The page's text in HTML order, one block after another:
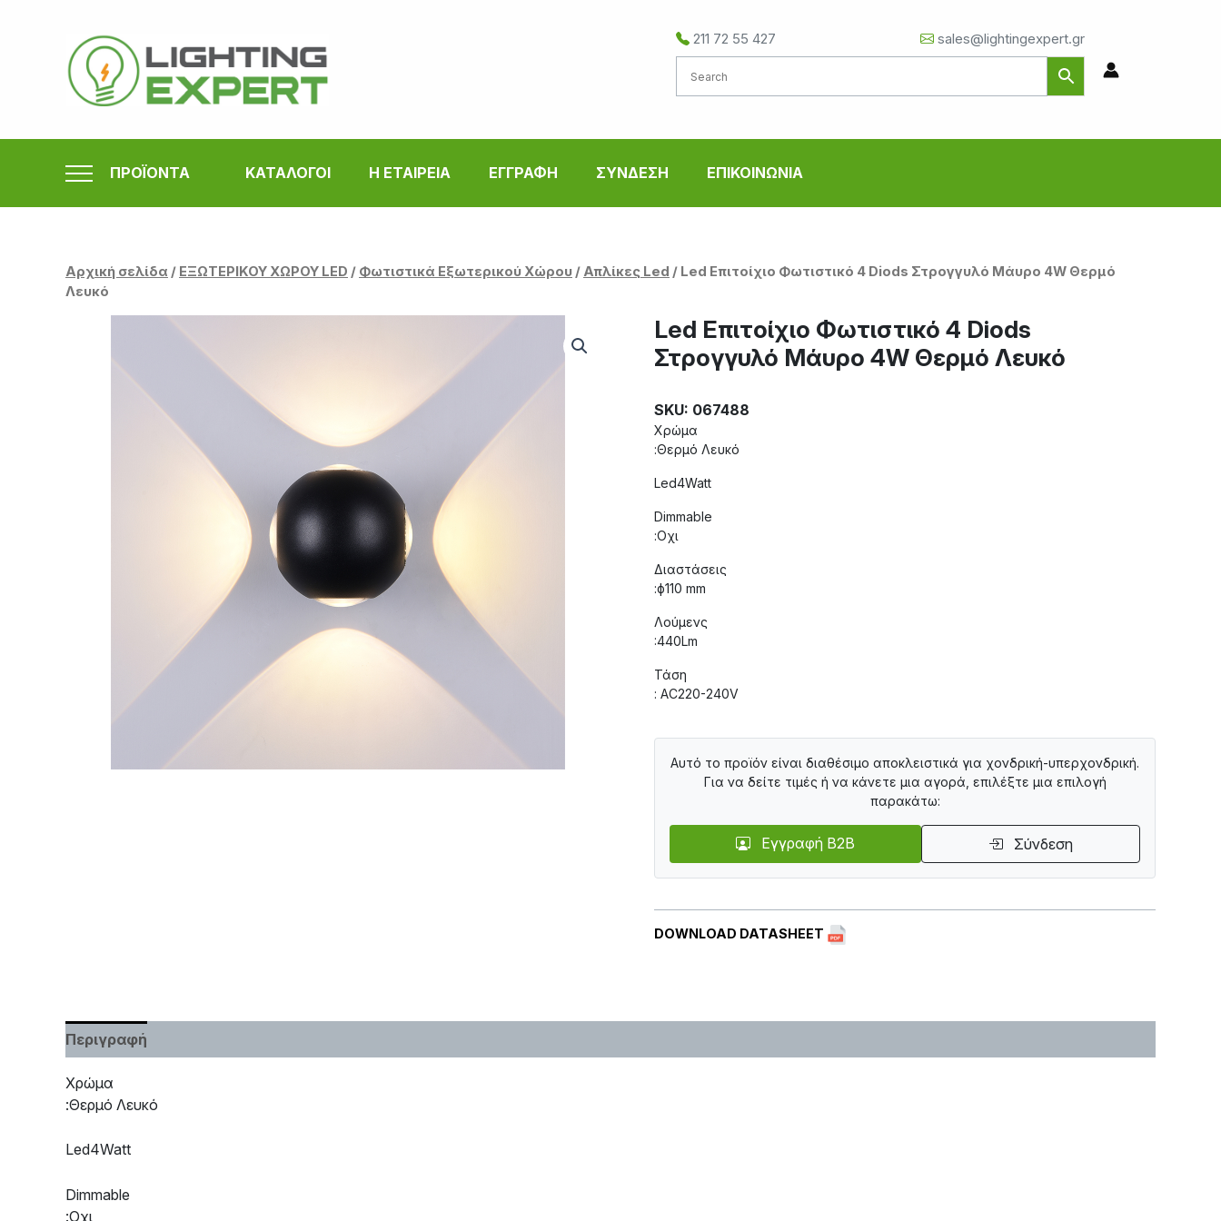
περιεχόμενο
211 72 55 427 sales@lightingexpert.gr
ΠΡΟΪΟΝΤΑ ΚΑΤΑΛΟΓΟΙ Η ΕΤΑΙΡΕΙΑ ΕΓΓΡΑΦΗ ΣΥΝΔΕΣΗ ΕΠΙΚΟΙΝΩΝΙΑ
Αρχική σελίδα / ΕΞΩΤΕΡΙΚΟΥ ΧΩΡΟΥ LED / Φωτιστικά Εξωτερικού Χώρου / Απλίκες Led / ‎Led Επιτοίχιο Φωτιστικό 4 Diods Στρογγυλό Μάυρο 4W Θερμό
Λευκό
‎Led Επιτοίχιο Φωτιστικό 4 Diods
Στρογγυλό Μάυρο 4W Θερμό Λευκό
SKU: 067488
Χρώμα
:Θερμό Λευκό
Led4Watt
Dimmable
:Οχι
Διαστάσεις
:ф110 mm
Λούμενς
:440Lm
Τάση
: AC220-240V
DOWNLOAD DATASHEET
Αυτό το προϊόν είναι διαθέσιμο αποκλειστικά για χονδρική-υπερχονδρική.
Για να δείτε τιμές ή να κάνετε μια αγορά, επιλέξτε μια επιλογή
παρακάτω:
Εγγραφή B2B Σύνδεση
Περιγραφή
Χρώμα
:Θερμό Λευκό
Led4Watt
Dimmable
:Οχι